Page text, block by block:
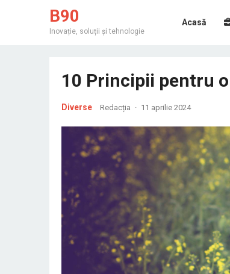
B90
Inovație, soluții și tehnologie
Acasă
10 Principii pentru
Diverse Redacția · 11 aprilie 2024